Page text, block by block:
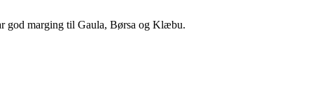
god marging til Gaula, Børsa og Klæbu.